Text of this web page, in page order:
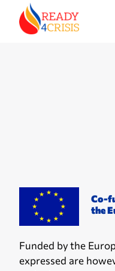
Co-
the
Funded by the
expressed are